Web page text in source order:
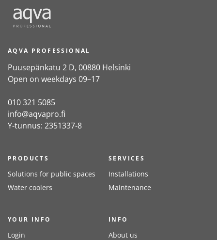
AQVA PROFESSIONAL
Puusepänkatu 2 D, 00880 Helsinki
Open on weekdays 09–17
010 321 5085
info@aqvapro.fi
Y-tunnus: 2351337-8
PRODUCTS
Solutions for public spaces
Water coolers
SERVICES
Installations
Maintenance
YOUR INFO
Login
INFO
About us